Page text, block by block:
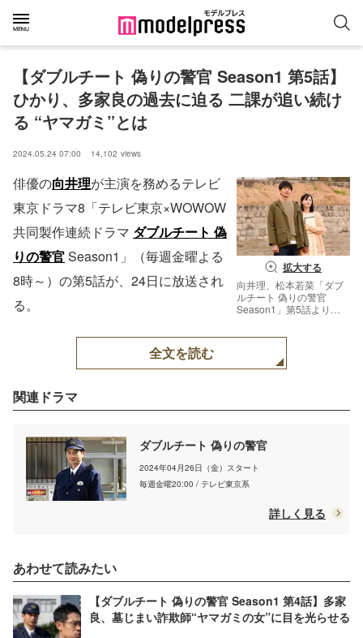
【ダブルチート 偽りの警官 Season1 第5話】
ひかり、多家良の過去に迫る 二課が追い続け
る “ヤマガミ”とは
2024.05.24 07:00 14,102 views
拡大する
向井理、松本若菜「ダブ
ルチート 偽りの警官
Season1」第5話より
俳優の向井理が主演を務めるテレビ
東京ドラマ8「テレビ東京×WOWOW
共同製作連続ドラマ ダブルチート 偽
りの警官Season1」（毎週金曜よる
8時～）の第5話が、24日に放送され
る。
全文を読む
関連ドラマ
ダブルチート 偽りの警官
2024年04月26日（金）スタート
毎週金曜20:00 / テレビ東京系
詳しく見る
あわせて読みたい
【ダブルチート 偽りの警官 Season1 第4話】多家
良、墓じまい詐欺師“ヤマガミの女”に目を光らせる